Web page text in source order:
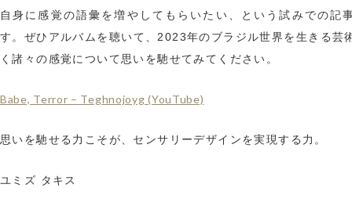
自身に感覚の語彙を増やしてもらいたい、という試みでの記
す。ぜひアルバムを聴いて、2023年のブラジル世界を生きる芸
く諸々の感覚について思いを馳せてみてください。
Babe, Terror – Teghnojoyg (YouTube)
思いを馳せる力こそが、センサリーデザインを実現する力。
ユミズ タキス